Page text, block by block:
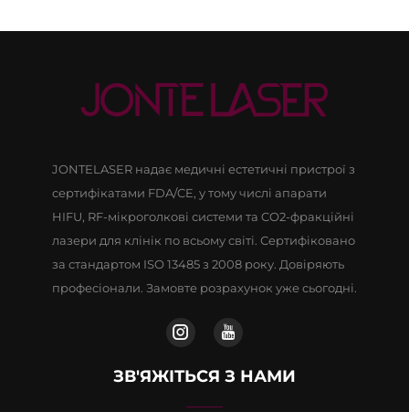
JONTELASER надає медичні естетичні пристрої з
сертифікатами FDA/CE, у тому числі апарати
HIFU, RF-мікроголкові системи та CO2-фракційні
лазери для клінік по всьому світі. Сертифіковано
за стандартом ISO 13485 з 2008 року. Довіряють
професіонали. Замовте розрахунок уже сьогодні.
ЗВ'ЯЖІТЬСЯ З НАМИ